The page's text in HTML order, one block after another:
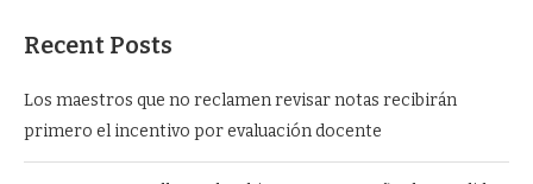
Recent Posts
Los maestros que no reclamen revisar notas recibirán
primero el incentivo por evaluación docente